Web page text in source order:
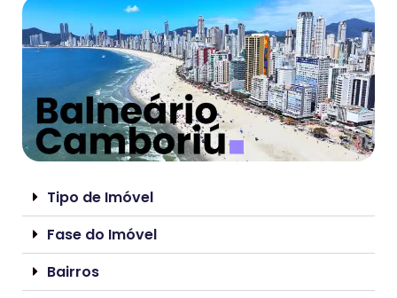
Tipo de Imóvel
Fase do Imóvel
Bairros